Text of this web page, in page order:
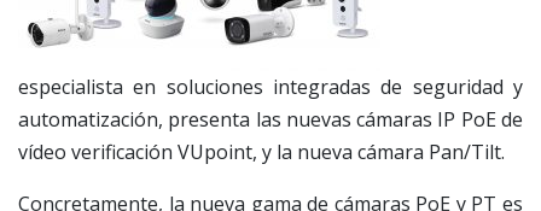
especialista en soluciones integradas de seguridad y
automatización, presenta las nuevas cámaras IP PoE de
vídeo verificación VUpoint, y la nueva cámara Pan/Tilt.
Concretamente, la nueva gama de cámaras PoE y PT es